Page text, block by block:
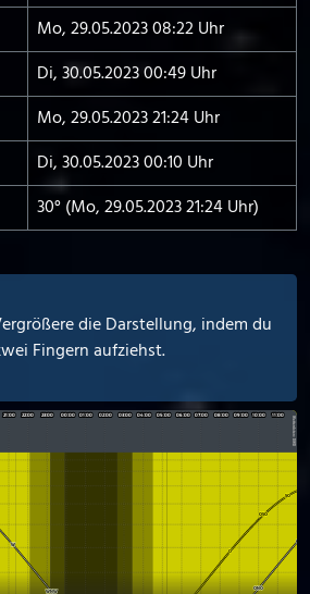
Mo, 29.05.2023 08:22 Uhr
Di, 30.05.2023 00:49 Uhr
Mo, 29.05.2023 21:24 Uhr
Di, 30.05.2023 00:10 Uhr
30° (Mo, 29.05.2023 21:24 Uhr)
die Darstellung, indem du
Fingern aufziehst.